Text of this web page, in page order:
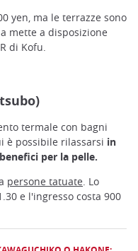
yen, ma le terrazze sono
mette a disposizione
di Kofu.
termale con bagni
è possibile rilassarsi in
per la pelle.
persone tatuate. Lo
e l'ingresso costa 900